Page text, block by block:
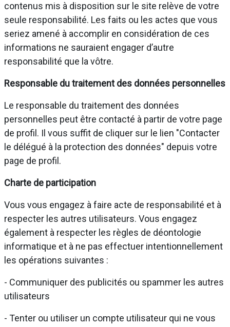
contenus mis à disposition sur le site relève de votre
seule responsabilité. Les faits ou les actes que vous
seriez amené à accomplir en considération de ces
informations ne sauraient engager d’autre
responsabilité que la vôtre.
Responsable du traitement des données personnelles
Le responsable du traitement des données
personnelles peut être contacté à partir de votre page
de profil. Il vous suffit de cliquer sur le lien "Contacter
le délégué à la protection des données" depuis votre
page de profil.
Charte de participation
Vous vous engagez à faire acte de responsabilité et à
respecter les autres utilisateurs. Vous engagez
également à respecter les règles de déontologie
informatique et à ne pas effectuer intentionnellement
les opérations suivantes :
- Communiquer des publicités ou spammer les autres
utilisateurs
- Tenter ou utiliser un compte utilisateur qui ne vous